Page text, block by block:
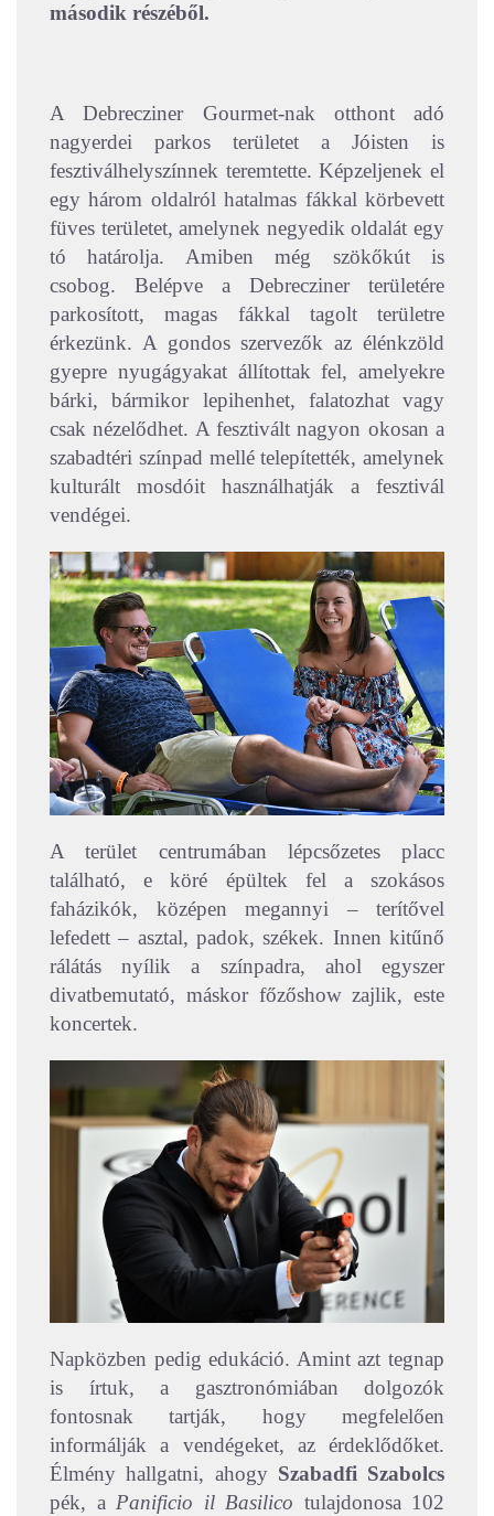
második részéből.
A Debrecziner Gourmet-nak otthont adó
nagyerdei parkos területet a Jóisten is
fesztiválhelyszínnek teremtette. Képzeljenek el
egy három oldalról hatalmas fákkal körbevett
füves területet, amelynek negyedik oldalát egy
tó határolja. Amiben még szökőkút is
csobog. Belépve a Debrecziner területére
parkosított, magas fákkal tagolt területre
érkezünk. A gondos szervezők az élénkzöld
gyepre nyugágyakat állítottak fel, amelyekre
bárki, bármikor lepihenhet, falatozhat vagy
csak nézelődhet. A fesztivált nagyon okosan a
szabadtéri színpad mellé telepítették, amelynek
kulturált mosdóit használhatják a fesztivál
vendégei.
A terület centrumában lépcsőzetes placc
található, e köré épültek fel a szokásos
faházikók, középen megannyi – terítővel
lefedett – asztal, padok, székek. Innen kitűnő
rálátás nyílik a színpadra, ahol egyszer
divatbemutató, máskor főzőshow zajlik, este
koncertek.
Napközben pedig edukáció. Amint azt tegnap
is írtuk, a gasztronómiában dolgozók
fontosnak tartják, hogy megfelelően
informálják a vendégeket, az érdeklődőket.
Élmény hallgatni, ahogySzabadfi Szabolcs
pék, a Panificio il Basilico tulajdonosa 102